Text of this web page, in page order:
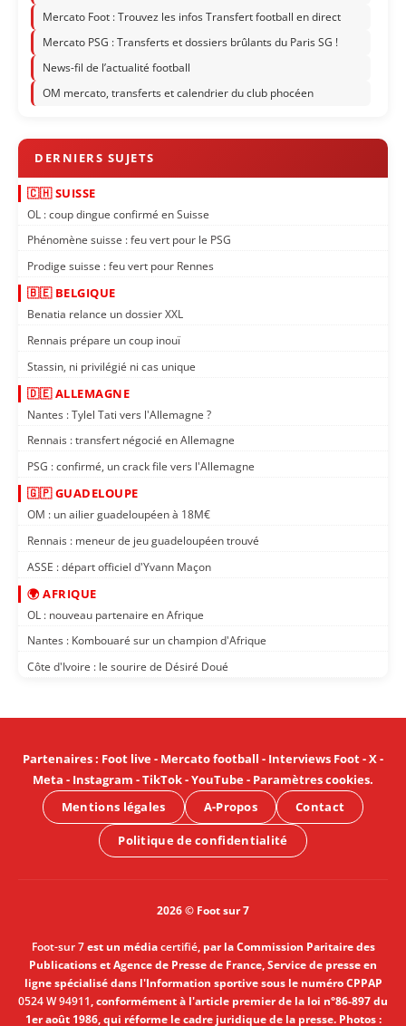
Mercato Foot : Trouvez les infos Transfert football en direct
Mercato PSG : Transferts et dossiers brûlants du Paris SG !
News-fil de l’actualité football
OM mercato, transferts et calendrier du club phocéen
🇨🇭 SUISSE
OL : coup dingue confirmé en Suisse
Phénomène suisse : feu vert pour le PSG
Prodige suisse : feu vert pour Rennes
🇧🇪 BELGIQUE
Benatia relance un dossier XXL
Rennais prépare un coup inouï
Stassin, ni privilégié ni cas unique
🇩🇪 ALLEMAGNE
Nantes : Tylel Tati vers l'Allemagne ?
Rennais : transfert négocié en Allemagne
PSG : confirmé, un crack file vers l'Allemagne
🇬🇵 GUADELOUPE
OM : un ailier guadeloupéen à 18M€
Rennais : meneur de jeu guadeloupéen trouvé
ASSE : départ officiel d'Yvann Maçon
🌍 AFRIQUE
OL : nouveau partenaire en Afrique
Nantes : Kombouaré sur un champion d'Afrique
Côte d'Ivoire : le sourire de Désiré Doué
Partenaires: Foot live- Mercato football - Interviews Foot-X-
Meta - Instagram -TikTok-YouTube- Paramètres cookies.
Mentions légales
A-Propos Contact
Politique de confidentialité
2026 © Foot sur 7
Foot-sur 7est un médiacertifié, par la Commission Paritaire des
Publications et Agence de Presse de France, Service de presse en
ligne spécialisé dans l'Information sportive sous le numéro CPPAP
0524 W 94911, conformément à l'article premier de la loi n°86-897 du
1er août 1986, qui réforme le cadre juridique de la presse. Photos :